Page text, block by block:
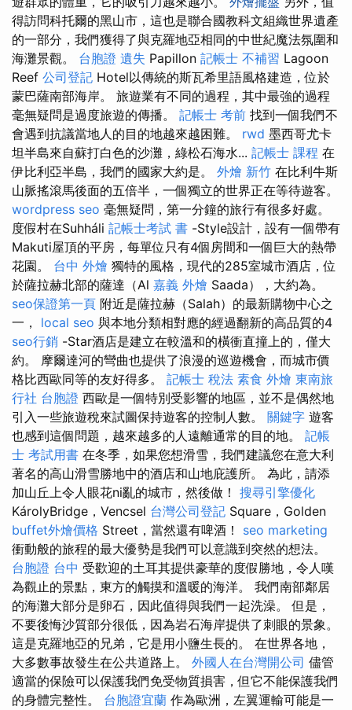
得訪問科托爾的黑山市，這也是聯合國教科文組織世界遺產
的一部分，我們獲得了與克羅地亞相同的中世紀魔法氛圍和
海灘景觀。 台胞證 遺失 Papillon 記帳士 不補習 Lagoon
Reef 公司登記 Hotel以傳統的斯瓦希里語風格建造，位於
蒙巴薩南部海岸。 旅遊業有不同的過程，其中最強的過程
毫無疑問是過度旅遊的傳播。 記帳士 考前 找到一個我們不
會遇到抗議當地人的目的地越來越困難。 rwd 墨西哥尤卡
坦半島來自蘇打白色的沙灘，綠松石海水... 記帳士 課程 在
伊比利亞半島，我們的國家大約是。 外燴 新竹 在比利牛斯
山脈搖滾馬後面的五倍半，一個獨立的世界正在等待遊客。
wordpress seo 毫無疑問，第一分鐘的旅行有很多好處。
度假村在Suhháli 記帳士考試 書 -Style設計，設有一個帶有
Makuti屋頂的平房，每單位只有4個房間和一個巨大的熱帶
花園。 台中 外燴 獨特的風格，現代的285室城市酒店，位
於薩拉赫北部的薩達（Al 嘉義 外燴 Saada），大約為。
seo保證第一頁 附近是薩拉赫（Salah）的最新購物中心之
一， local seo 與本地分類相對應的經過翻新的高品質的4
seo行銷 -Star酒店是建立在較溫和的橫衝直撞上的，僅大
約。 摩爾達河的彎曲也提供了浪漫的巡遊機會，而城市價
格比西歐同等的友好得多。 記帳士 稅法 素食 外燴 東南旅
行社 台胞證 西歐是一個特別受影響的地區，並不是偶然地
引入一些旅遊稅來試圖保持遊客的控制人數。 關鍵字 遊客
也感到這個問題，越來越多的人遠離通常的目的地。 記帳
士 考試用書 在冬季，如果您想滑雪，我們建議您在意大利
著名的高山滑雪勝地中的酒店和山地庇護所。 為此，請添
加山丘上令人眼花ni亂的城市，然後做！ 搜尋引擎優化
KárolyBridge，Vencsel 台灣公司登記 Square，Golden
buffet外燴價格 Street，當然還有啤酒！ seo marketing
衝動般的旅程的最大優勢是我們可以意識到突然的想法。
台胞證 台中 受歡迎的土耳其提供豪華的度假勝地，令人嘆
為觀止的景點，東方的觸摸和溫暖的海洋。 我們南部鄰居
的海灘大部分是卵石，因此值得與我們一起洗澡。 但是，
不要後悔沙質部分很低，因為岩石海岸提供了刺眼的景象。
這是克羅地亞的兄弟，它是用小鹽生長的。 在世界各地，
大多數事故發生在公共道路上。 外國人在台灣開公司 儘管
適當的保險可以保護我們免受物質損害，但它不能保護我們
的身體完整性。 台胞證宜蘭 作為歐洲，左翼運輸可能是一